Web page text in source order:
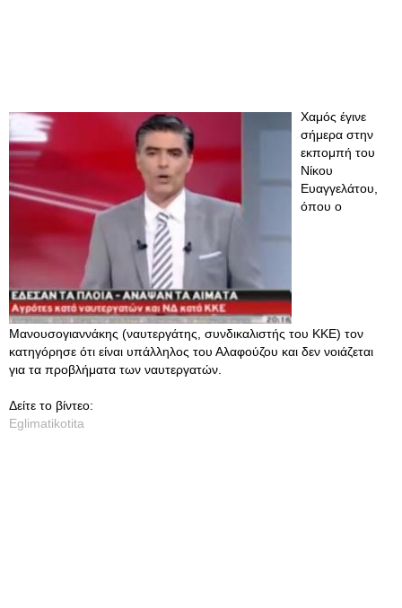
Χαμός έγινε
σήμερα στην
εκπομπή του
Νίκου
Ευαγγελάτου,
όπου ο
Μανουσογιαννάκης (ναυτεργάτης, συνδικαλιστής του ΚΚΕ) τον
κατηγόρησε ότι είναι υπάλληλος του Αλαφούζου και δεν νοιάζεται
για τα προβλήματα των ναυτεργατών.
Δείτε το βίντεο:
Eglimatikotita